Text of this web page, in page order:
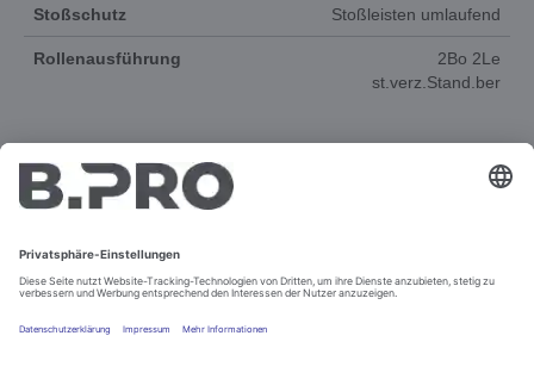
Stoßschutz Stoßleisten umlaufend
Rollenausführung
2Bo 2Le
st.verz.Stand.ber